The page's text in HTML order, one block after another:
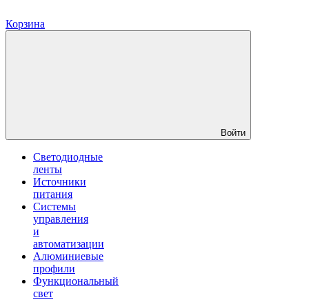
Корзина
Войти
Светодиодные
ленты
Источники
питания
Системы
управления
и
автоматизации
Алюминиевые
профили
Функциональный
свет